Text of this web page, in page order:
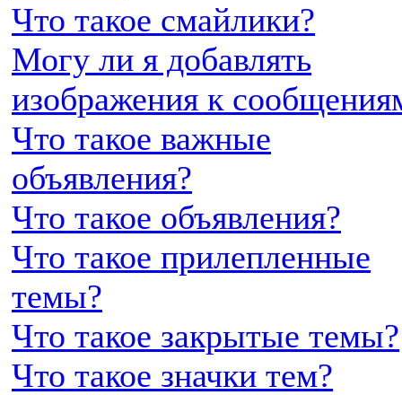
Что такое смайлики?
Могу ли я добавлять
изображения к
Что такое важные
объявления?
Что такое объявления?
Что такое прилепленные
темы?
Что такое закрытые темы?
Что такое значки тем?